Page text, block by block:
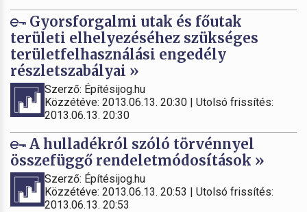
Gyorsforgalmi utak és főutak
területi elhelyezéséhez szükséges
területfelhasználási engedély
részletszabályai »
Szerző: Építésijog.hu
Közzétéve: 2013.06.13. 20:30 | Utolsó frissítés:
2013.06.13. 20:30
A hulladékról szóló törvénnyel
összefüggő rendeletmódosítások »
Szerző: Építésijog.hu
Közzétéve: 2013.06.13. 20:53 | Utolsó frissítés:
2013.06.13. 20:53